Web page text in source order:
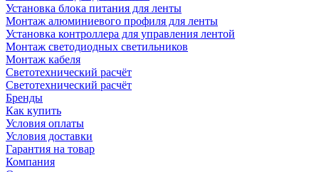
Установка блока питания для ленты
Монтаж алюминиевого профиля для ленты
Установка контроллера для управления лентой
Монтаж светодиодных светильников
Монтаж кабеля
Светотехнический расчёт
Светотехнический расчёт
Бренды
Как купить
Условия оплаты
Условия доставки
Гарантия на товар
Компания